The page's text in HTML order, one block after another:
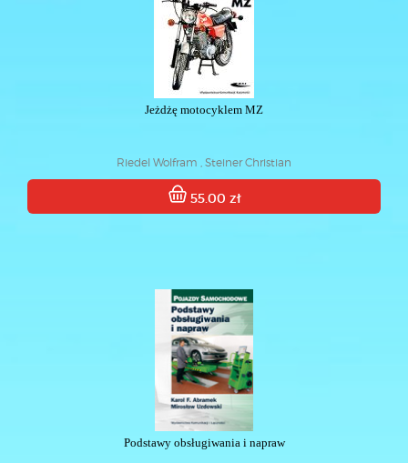
Jeżdżę motocyklem MZ
Riedel Wolfram , Steiner Christian
55.00 zł
Podstawy obsługiwania i napraw